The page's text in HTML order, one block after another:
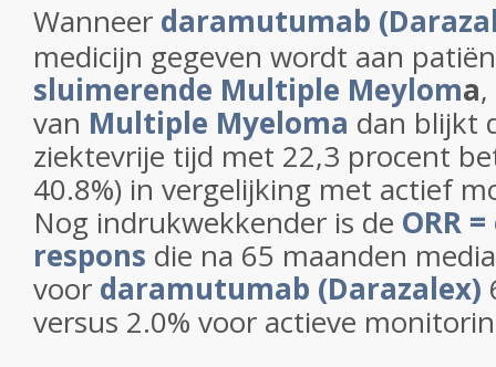
Wanneer daramutumab
medicijn gegeven wordt aan
sluimerende Multiple Meyloma
van Multiple Myeloma dan blijkt
ziektevrije tijd met 22,3 procent
40.8%) in vergelijking met actief
Nog indrukwekkender is de ORR
respons die na 65 maanden
voor daramutumab (Darazalex)
versus 2.0% voor actieve